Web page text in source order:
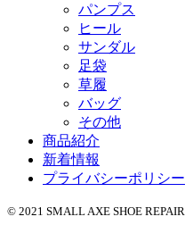
パンプス
ヒール
サンダル
足袋
草履
バッグ
その他
商品紹介
新着情報
プライバシーポリシー
© 2021 SMALL AXE SHOE REPAIR.